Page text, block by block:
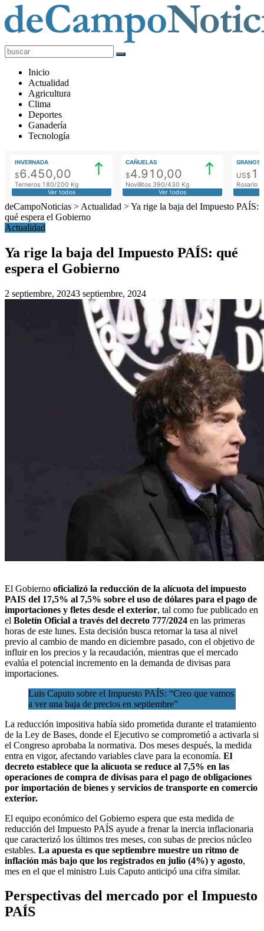
deCampoNoticias
Actualidad
Agropecuaria
Inicio
Actualidad
Agricultura
Clima
Deportes
Ganadería
Tecnología
INVERNADA
$6.450,00
Terneros 180/200 Kg
Ver todos
CAÑUELAS
$4.910,00
Novillitos 390/430 Kg
Ver todos
GRANOS
US$
Rosario
deCampoNoticias > Actualidad >Ya rige la baja del Impuesto PAÍS:
qué espera el Gobierno
Actualidad
Ya rige la baja del Impuesto PAÍS: qué
espera el Gobierno
2 septiembre, 20243 septiembre, 2024
El Gobierno oficializó la reducción de la alícuota del impuesto
PAIS del 17,5% al 7,5% sobre el uso de dólares para el pago de
importaciones y fletes desde el exterior, tal como fue publicado en
el Boletín Oficial a través del decreto 777/2024 en las primeras
horas de este lunes. Esta decisión busca retornar la tasa al nivel
previo al cambio de mando en diciembre pasado, con el objetivo de
influir en los precios y la recaudación, mientras que el mercado
evalúa el potencial incremento en la demanda de divisas para
importaciones.
Luis Caputo sobre el Impuesto PAÍS: “Creo que vamos
a ver una baja de precios en septiembre”
La reducción impositiva había sido prometida durante el tratamiento
de la Ley de Bases, donde el Ejecutivo se comprometió a activarla si
el Congreso aprobaba la normativa. Dos meses después, la medida
entra en vigor, afectando variables clave para la economía. El
decreto establece que la alícuota se reduce al 7,5% en las
operaciones de compra de divisas para el pago de obligaciones
por importación de bienes y servicios de transporte en comercio
exterior.
El equipo económico del Gobierno espera que esta medida de
reducción del Impuesto PAÍS ayude a frenar la inercia inflacionaria
que caracterizó los últimos tres meses, con subas de precios núcleo
estables. La apuesta es que septiembre muestre un ritmo de
inflación más bajo que los registrados en julio (4%) y agosto,
mes en el que el ministro Luis Caputo anticipó una cifra similar.
Perspectivas del mercado por el Impuesto
PAÍS